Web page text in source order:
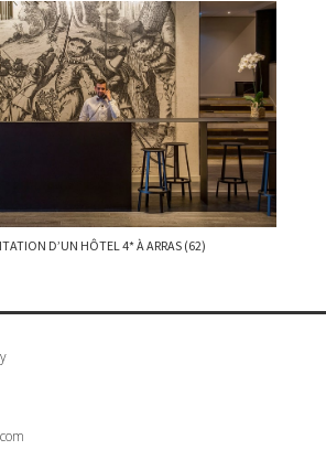
D’UN HÔTEL 4* À ARRAS (62)